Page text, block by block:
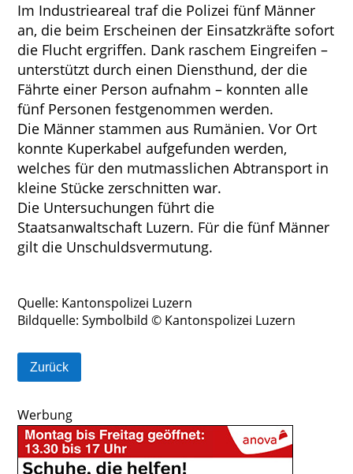
Im Industrieareal traf die Polizei fünf Männer
an, die beim Erscheinen der Einsatzkräfte sofort
die Flucht ergriffen. Dank raschem Eingreifen –
unterstützt durch einen Diensthund, der die
Fährte einer Person aufnahm – konnten alle
fünf Personen festgenommen werden.
Die Männer stammen aus Rumänien. Vor Ort
konnte Kuperkabel aufgefunden werden,
welches für den mutmasslichen Abtransport in
kleine Stücke zerschnitten war.
Die Untersuchungen führt die
Staatsanwaltschaft Luzern. Für die fünf Männer
gilt die Unschuldsvermutung.
Quelle: Kantonspolizei Luzern
Bildquelle: Symbolbild © Kantonspolizei Luzern
Zurück
Werbung